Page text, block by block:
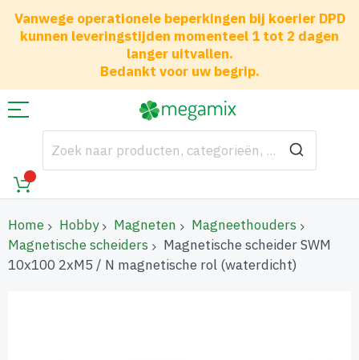
Vanwege operationele beperkingen bij koerier DPD
kunnen leveringstijden momenteel 1 tot 2 dagen
langer uitvallen.
Bedankt voor uw begrip.
Home Hobby Magneten
Magneethouders
Magnetische scheiders
Magnetische scheider SWM
10x100 2xM5 / N magnetische rol (waterdicht)